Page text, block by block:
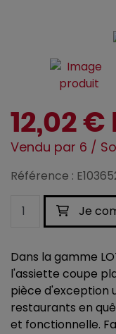
12,02
Vendu par 6 /
Référence :
Je
Dans la gamme
l'assiette coupe
pièce d'exception
restaurants en
et fonctionnelle.